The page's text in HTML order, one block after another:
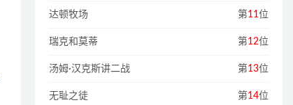
达顿牧场 第11位
瑞克和莫蒂 第12位
汤姆·汉克斯讲二战 第13位
无耻之徒 第14位